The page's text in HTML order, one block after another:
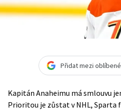
Přidat mezi
Kapitán Anaheimu má smlouvu
Prioritou je zůstat v NHL, Sparta